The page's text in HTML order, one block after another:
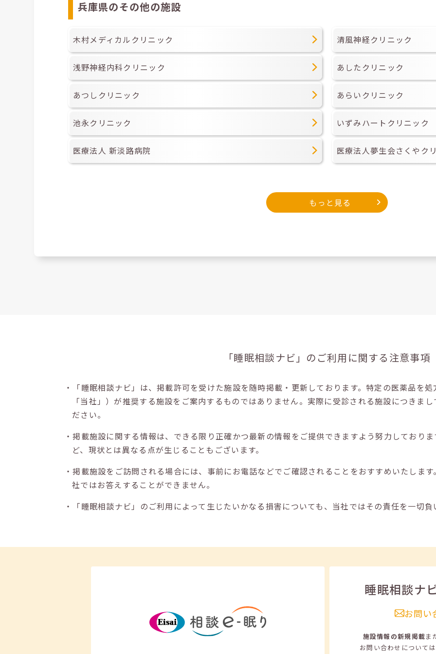
兵庫県のその他の施設
木村メディカルクリニック 清風神経クリニック
浅野神経内科クリニック あしたクリニック
あつしクリニック あらいクリニック
池永クリニック いずみハートクリニック
医療法人 新淡路病院 医療法人夢生会さくやク
もっと見る
「睡眠相談ナビ」の ご利用に関する注意事項
・「睡眠相談ナビ」は、掲載許可を受けた施設を随時掲載・更新しております。特定の医薬品を
「当社」）が推奨する施設をご案内するものではありません。実際に受診される施設につきま
ださい。
・掲載施設に関する情報は、できる限り正確かつ最新の情報をご提供できますよう努力しており
ど、現状とは異なる点が生じることもございます。
・掲載施設をご訪問される場合には、事前にお電話などでご確認されることをおすすめいたしま
社ではお答えすることができません。
・「睡眠相談ナビ」のご利用によって生じたいかなる損害についても、当社ではその責任を一切
睡眠相談ナ
お問い
施設情報の新規掲載ま
お問い合わせについて